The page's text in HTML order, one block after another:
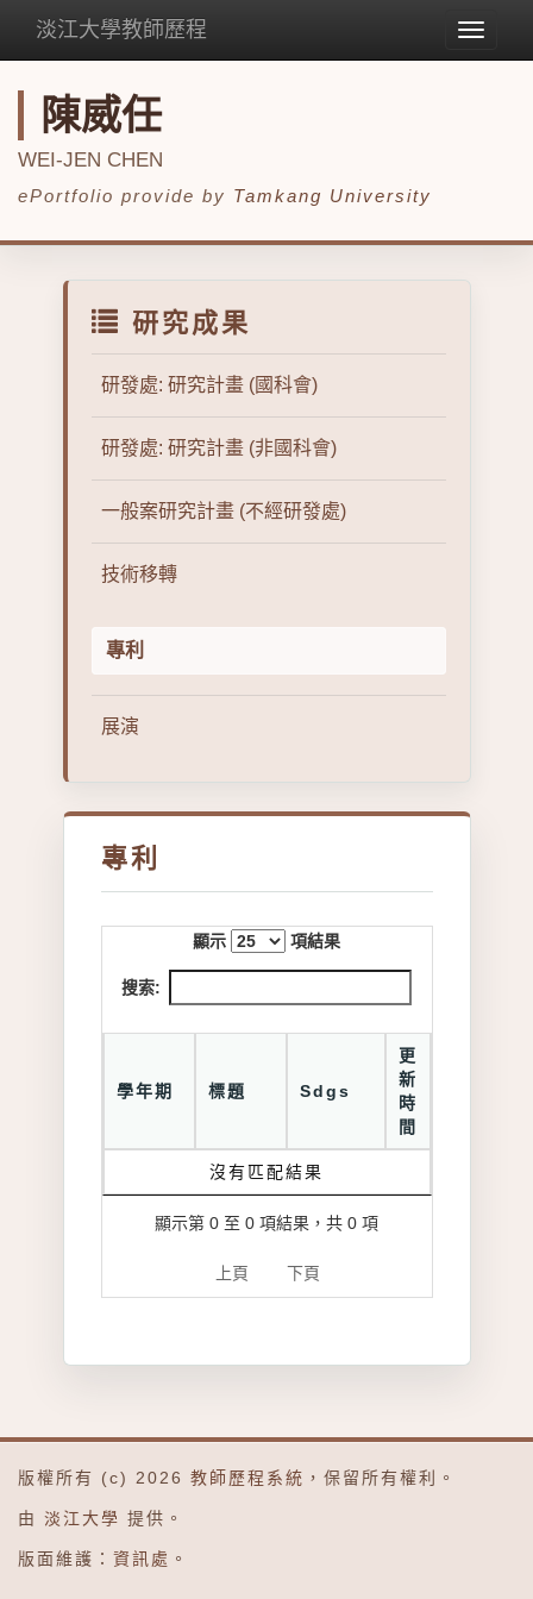
Toggle
淡江大學教師歷程
陳威任
WEI-JEN CHEN
ePortfolio provide by Tamkang University
研究成果
研發處: 研究計畫 (國科會)
研發處: 研究計畫 (非國科會)
一般案研究計畫 (不經研發處)
技術移轉
專利
展演
專利
顯示 項結果
搜索:
學年期 標題 Sdgs
更
新
時
間
沒有匹配結果
顯示第 0 至 0 項結果，共 0 項
上頁 下頁
版權所有 (c) 2026 教師歷程系統 ，保留所有權利。
由 淡江大學 提供。
版面維護： 資訊處 。